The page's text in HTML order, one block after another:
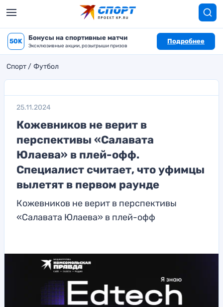
50K Бонусы на спортивные матчи
Эксклюзивные акции, розыгрыши призов
Подробнее
Спорт Футбол
25.11.2024
Кожевников не верит в
перспективы «Салавата
Юлаева» в плей-офф.
Специалист считает, что уфимцы
вылетят в первом раунде
Кожевников не верит в перспективы
«Салавата Юлаева» в плей-офф